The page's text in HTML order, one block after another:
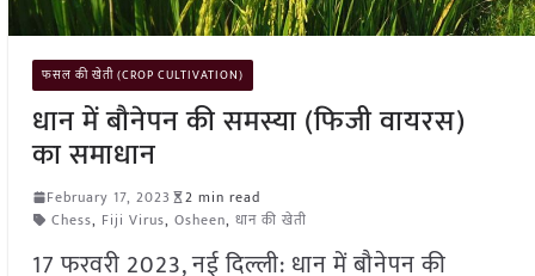
फसल की खेती (CROP CULTIVATION)
धान में बौनेपन की समस्या (फिजी वायरस)
का समाधान
February 17, 2023
2 min read
Chess, Fiji Virus, Osheen, धान की खेती
17 फरवरी 2023, नई दिल्ली: धान में बौनेपन की